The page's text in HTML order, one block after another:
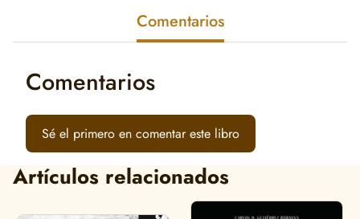
Comentarios
Comentarios
Sé el primero en comentar este libro
Artículos relacionados